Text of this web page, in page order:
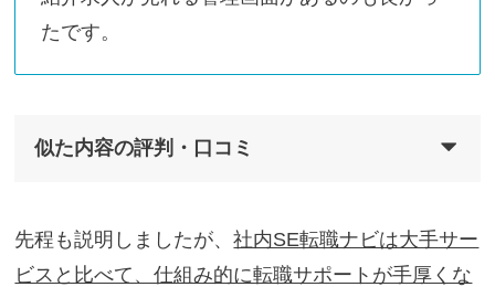
たです。
似た内容の評判・口コミ
先程も説明しましたが、社内SE転職ナビは大手サー
ビスと比べて、仕組み的に転職サポートが手厚くな